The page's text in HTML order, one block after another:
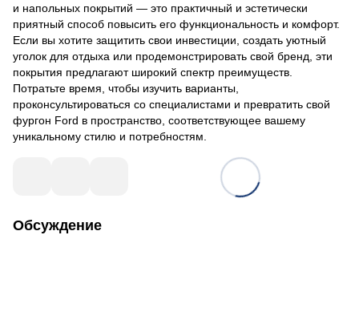
и напольных покрытий — это практичный и эстетически
приятный способ повысить его функциональность и комфорт.
Если вы хотите защитить свои инвестиции, создать уютный
уголок для отдыха или продемонстрировать свой бренд, эти
покрытия предлагают широкий спектр преимуществ.
Потратьте время, чтобы изучить варианты,
проконсультироваться со специалистами и превратить свой
фургон Ford в пространство, соответствующее вашему
уникальному стилю и потребностям.
Обсуждение